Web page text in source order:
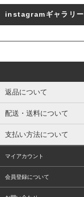
instagramギャラリー
返品について
配送・送料について
支払い方法について
マイアカウント
会員登録について